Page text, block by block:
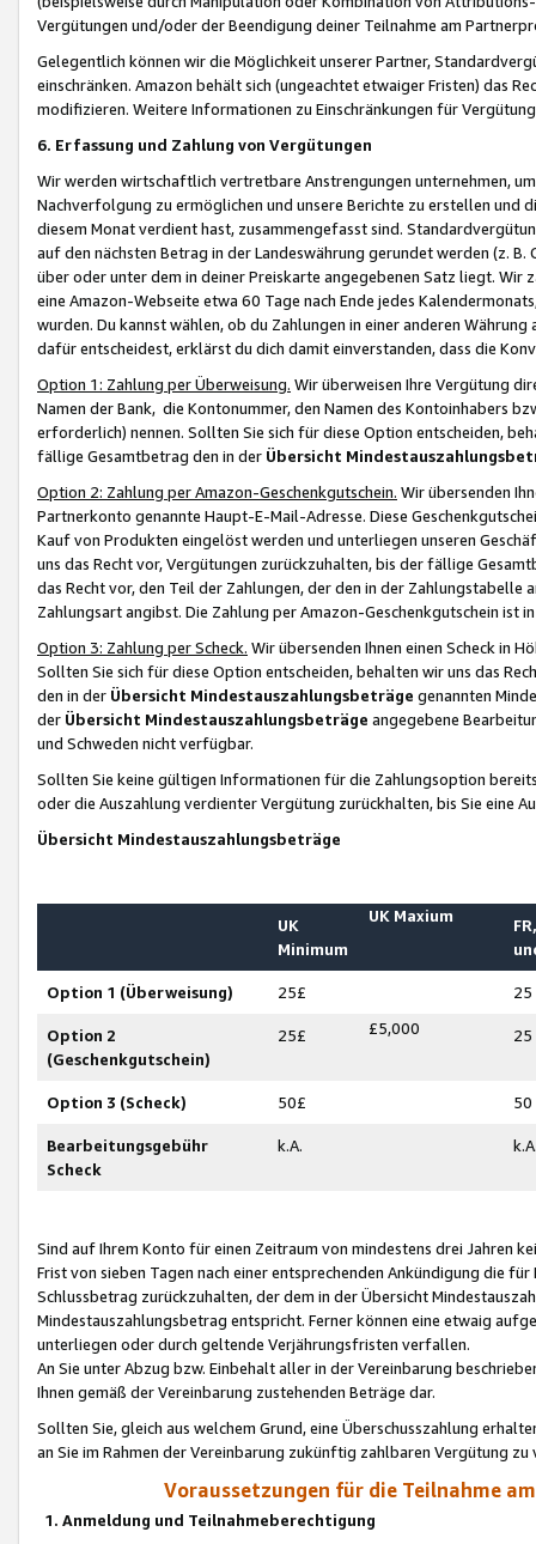
Vergütungen und/oder der Beendigung deiner Teilnahme am
Gelegentlich können wir die Möglichkeit unserer Partner,
einschränken. Amazon behält sich (ungeachtet etwaiger Fristen) das
modifizieren. Weitere Informationen zu Einschränkungen für
6. Erfassung und Zahlung von Vergütungen
Wir werden wirtschaftlich vertretbare Anstrengungen unternehmen,
Nachverfolgung zu ermöglichen und unsere Berichte zu erstellen und
diesem Monat verdient hast, zusammengefasst sind.
auf den nächsten Betrag in der Landeswährung gerundet werden (z.
über oder unter dem in deiner Preiskarte angegebenen Satz liegt.
eine Amazon-Webseite etwa 60 Tage nach Ende jedes
wurden. Du kannst wählen, ob du Zahlungen in einer anderen
dafür entscheidest, erklärst du dich damit einverstanden, dass die
Option 1: Zahlung per Überweisung. Wir überweisen Ihre Vergütung
Namen der Bank, die Kontonummer, den Namen des Kontoinhabers
erforderlich) nennen. Sollten Sie sich für diese Option entscheiden,
fällige Gesamtbetrag den in der Übersicht
Option 2: Zahlung per Amazon-Geschenkgutschein. Wir übersenden
Partnerkonto genannte Haupt-E-Mail-Adresse. Diese
Kauf von Produkten eingelöst werden und unterliegen unseren
uns das Recht vor, Vergütungen zurückzuhalten, bis der fällige
das Recht vor, den Teil der Zahlungen, der den in der
Zahlungsart angibst. Die Zahlung per Amazon-Geschenkgutschein ist
Option 3: Zahlung per Scheck. Wir übersenden Ihnen einen Scheck in
Sollten Sie sich für diese Option entscheiden, behalten wir uns das
den in der Übersicht Mindestauszahlungsbeträge genannten
der Übersicht Mindestauszahlungsbeträge angegebene
und Schweden nicht verfügbar.
Sollten Sie keine gültigen Informationen für die Zahlungsoption
oder die Auszahlung verdienter Vergütung zurückhalten, bis Sie
Übersicht Mindestauszahlungsbeträge
UK
Minimum
UK Maxium
Option 1 (Überweisung) 25£ 25
Option 2
(Geschenkgutschein)
25£ £5,000 25
Option 3 (Scheck) 50£ 50
Bearbeitungsgebühr
Scheck
k.A.
Sind auf Ihrem Konto für einen Zeitraum von mindestens drei Jahren
Frist von sieben Tagen nach einer entsprechenden Ankündigung die
Schlussbetrag zurückzuhalten, der dem in der Übersicht
Mindestauszahlungsbetrag entspricht. Ferner können eine etwaig
unterliegen oder durch geltende Verjährungsfristen verfallen.
An Sie unter Abzug bzw. Einbehalt aller in der Vereinbarung
Ihnen gemäß der Vereinbarung zustehenden Beträge dar.
Sollten Sie, gleich aus welchem Grund, eine Überschusszahlung
an Sie im Rahmen der Vereinbarung zukünftig zahlbaren Vergütung zu
Voraussetzungen für die Teilnahme
1. Anmeldung und Teilnahmeberechtigung